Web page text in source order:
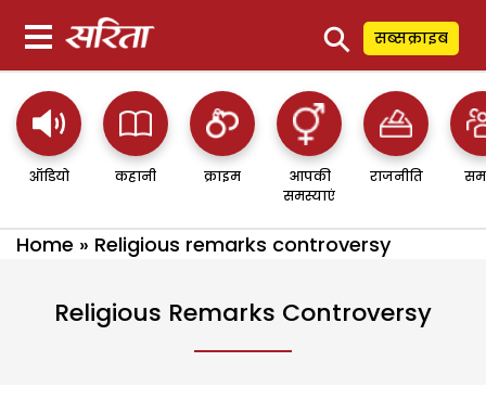
⚲ सब्सक्राइब
ऑडियो कहानी क्राइम
आपकी
समस्याएं
राजनीति
Home » Religious remarks controversy
Religious Remarks Controversy